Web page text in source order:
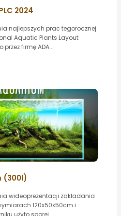
2024
najlepszych prac tegorocznej
Aquatic Plants Layout
firmę ADA...
(300l)
wideoprezentacji zakładania
120x50x50cm i
użyto sporej...